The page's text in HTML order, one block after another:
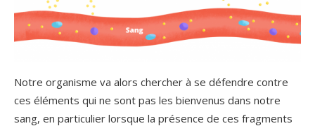
Notre organisme va alors chercher à se défendre contre
ces éléments qui ne sont pas les bienvenus dans notre
sang, en particulier lorsque la présence de ces fragments